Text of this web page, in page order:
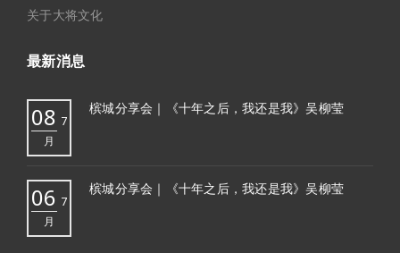
关于大将文化
最新消息
08 7
月
槟城分享会｜《十年之后，我还是我》吴柳莹
06 7
月
槟城分享会｜《十年之后，我还是我》吴柳莹